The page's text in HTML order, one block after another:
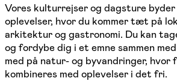
Vores kulturrejser og dagsture
oplevelser, hvor du kommer tæt på
arkitektur og gastronomi. Du kan
og fordybe dig i et emne sammen
med på natur- og byvandringer, hvor
kombineres med oplevelser i det fri.